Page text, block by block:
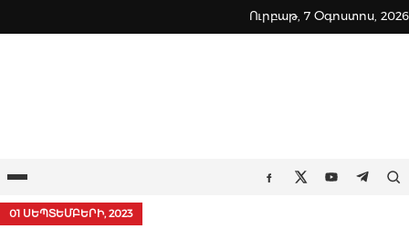
to
Ուրբաթ, 7 Օգոստոս, 2026
Ընտրացանկ Facebook
TwitterYoutube
01 ՍԵՊՏԵՄԲԵՐԻ, 2023